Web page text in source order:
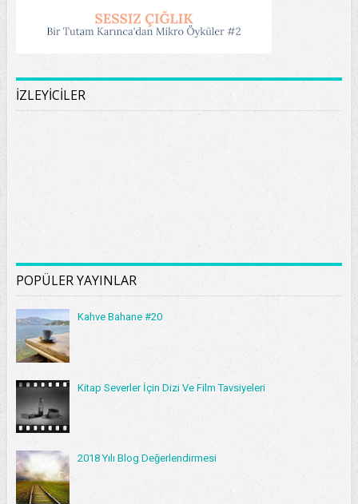
İZLEYİCİLER
POPÜLER YAYINLAR
Kahve Bahane #20
Kitap Severler İçin Dizi Ve Film Tavsiyeleri
2018 Yılı Blog Değerlendirmesi